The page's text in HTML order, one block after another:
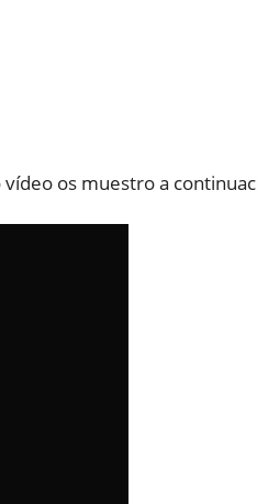
vídeo os muestro a